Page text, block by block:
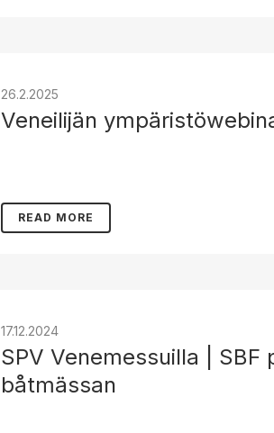
26.2.2025
Veneilijän
READ MORE
17.12.2024
SPV Venemessuilla | SBF
båtmässan